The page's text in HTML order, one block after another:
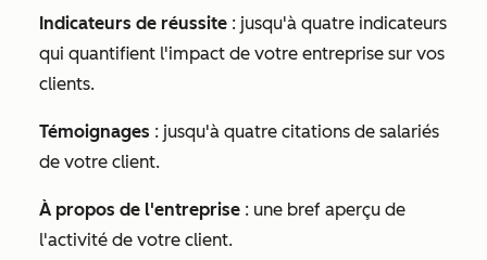
Indicateurs de réussite : jusqu'à quatre indicateurs
qui quantifient l'impact de votre entreprise sur vos
clients.
Témoignages : jusqu'à quatre citations de salariés
de votre client.
À propos de l'entreprise : une bref aperçu de
l'activité de votre client.